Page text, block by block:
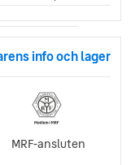
info och lager
MRF-ansluten